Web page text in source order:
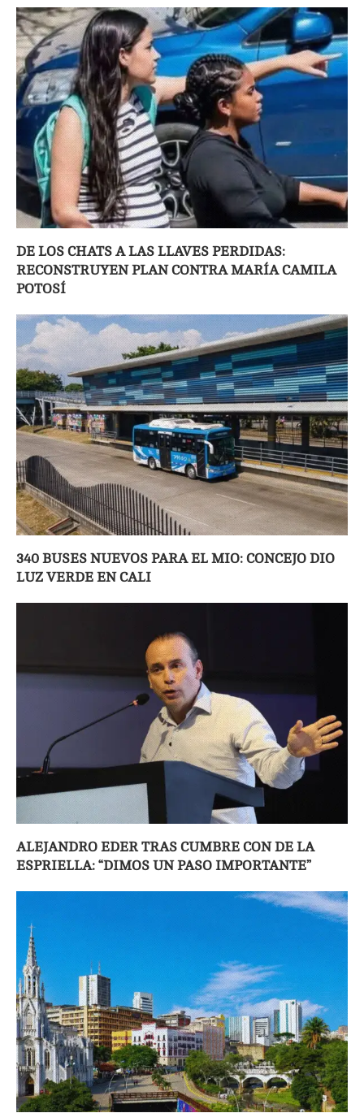
DE LOS CHATS A LAS LLAVES PERDIDAS:
RECONSTRUYEN PLAN CONTRA MARÍA CAMILA
POTOSÍ
340 BUSES NUEVOS PARA EL MIO: CONCEJO DIO
LUZ VERDE EN CALI
ALEJANDRO EDER TRAS CUMBRE CON DE LA
ESPRIELLA: “DIMOS UN PASO IMPORTANTE”